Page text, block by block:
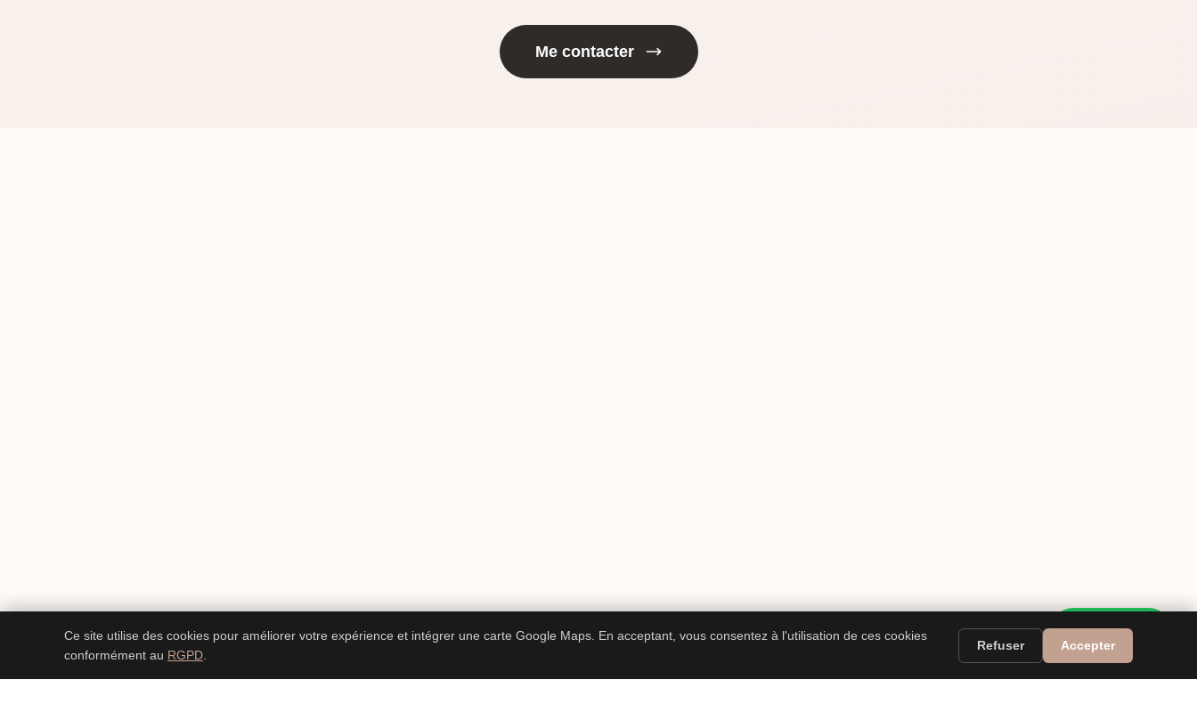
Me contacter
Ce site utilise des cookies pour améliorer votre expérience et intégrer une carte Google Maps. En acceptant, vous consentez à l'utilisation de ces cookies
conformément au RGPD
Refuser Accepter
WhatsApp